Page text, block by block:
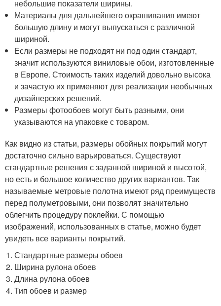
небольшие показатели ширины.
Материалы для дальнейшего окрашивания имеют
большую длину и могут выпускаться с различной
шириной.
Если размеры не подходят ни под один стандарт,
значит используются виниловые обои, изготовленные
в Европе. Стоимость таких изделий довольно высока
и зачастую их применяют для реализации необычных
дизайнерских решений.
Размеры фотообоев могут быть разными, они
указываются на упаковке с товаром.
Как видно из статьи, размеры обойных покрытий могут
достаточно сильно варьироваться. Существуют
стандартные решения с заданной шириной и высотой,
но есть и большое количество других вариантов. Так
называемые метровые полотна имеют ряд преимуществ
перед полуметровыми, они позволят значительно
облегчить процедуру поклейки. С помощью
изображений, использованных в статье, можно будет
увидеть все варианты покрытий.
Стандартные размеры обоев
Ширина рулона обоев
Длина рулона обоев
Тип обоев и размер